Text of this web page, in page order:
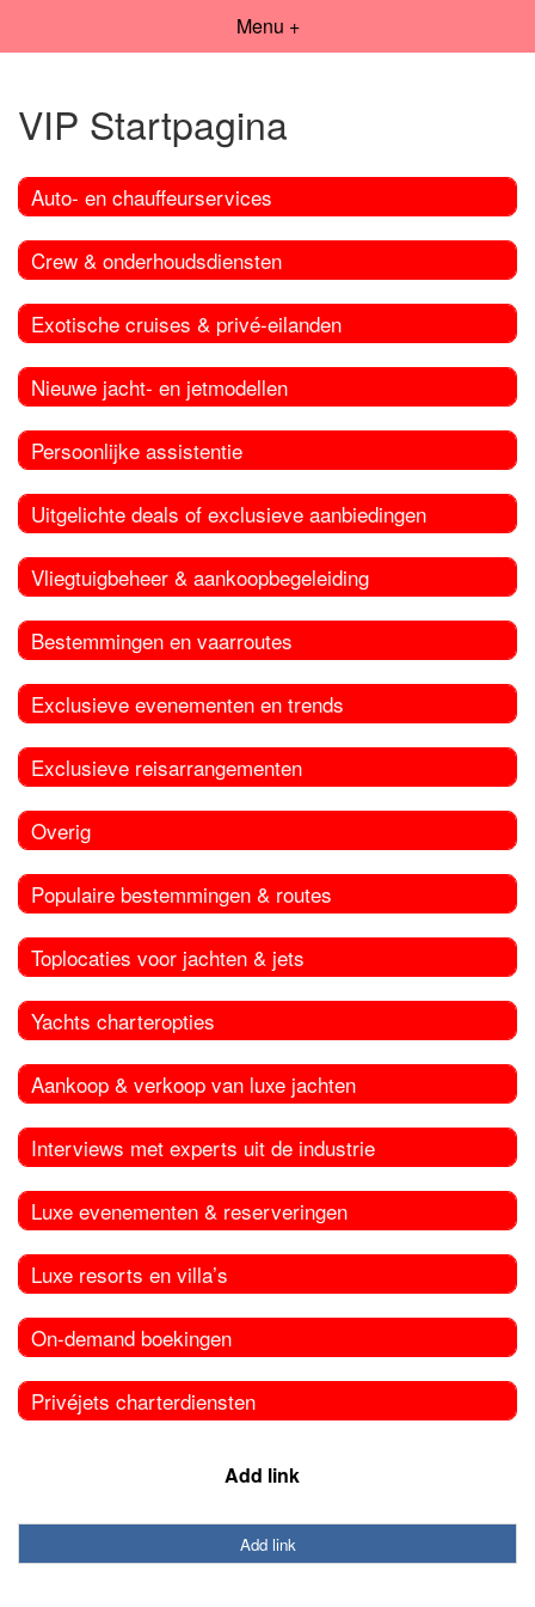
Menu +
VIP Startpagina
Auto- en chauffeurservices
Crew & onderhoudsdiensten
Exotische cruises & privé-eilanden
Nieuwe jacht- en jetmodellen
Persoonlijke assistentie
Uitgelichte deals of exclusieve aanbiedingen
Vliegtuigbeheer & aankoopbegeleiding
Bestemmingen en vaarroutes
Exclusieve evenementen en trends
Exclusieve reisarrangementen
Overig
Populaire bestemmingen & routes
Toplocaties voor jachten & jets
Yachts charteropties
Aankoop & verkoop van luxe jachten
Interviews met experts uit de industrie
Luxe evenementen & reserveringen
Luxe resorts en villa’s
On-demand boekingen
Privéjets charterdiensten
Add link
Add link